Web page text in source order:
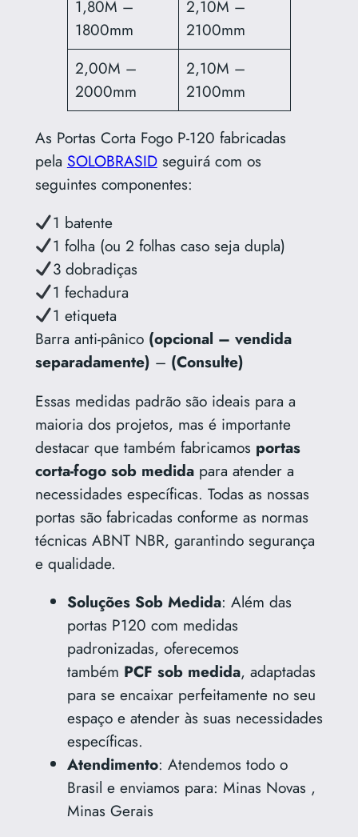
1,80M –
1800mm
2,10M –
2100mm
2,00M –
2000mm
2,10M –
2100mm
As Portas Corta Fogo P-120 fabricadas
pela SOLOBRASIDseguirá com os
seguintes componentes:
1 batente
1 folha (ou 2 folhas caso seja dupla)
3 dobradiças
1 fechadura
1 etiqueta
Barra anti-pânico (opcional – vendida
separadamente) – (Consulte)
Essas medidas padrão são ideais para a
maioria dos projetos, mas é importante
destacar que também fabricamos portas
corta-fogo sob medidapara atender a
necessidades específicas. Todas as nossas
portas são fabricadas conforme as normas
técnicas ABNT NBR, garantindo segurança
e qualidade.
Soluções Sob Medida: Além das
portas P120 com medidas
padronizadas, oferecemos
também PCF sob medida, adaptadas
para se encaixar perfeitamente no seu
espaço e atender às suas necessidades
específicas.
Atendimento: Atendemos todo o
Brasil e enviamos para: Minas Novas ,
Minas Gerais